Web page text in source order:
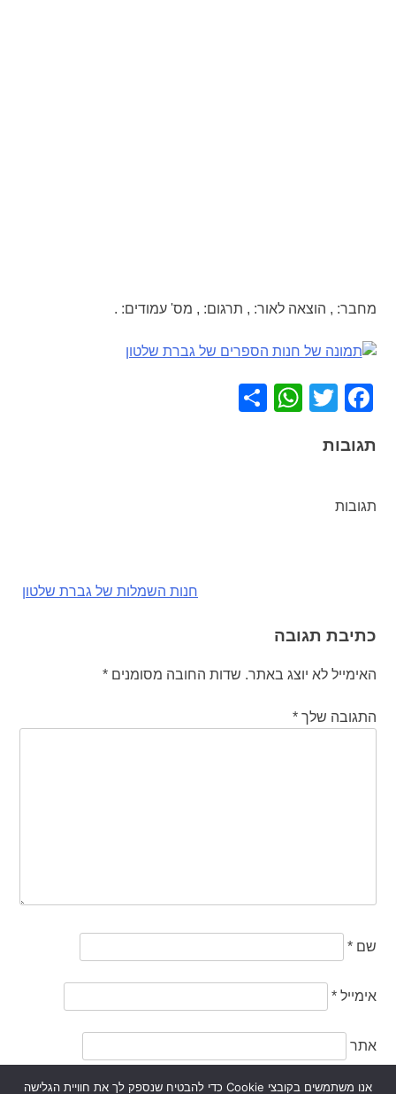
מחבר: , הוצאה לאור: , תרגום: , מס' עמודים: .
Facebook
Twitter
WhatsApp
תגובות
תגובות
חנות השמלות של גברת שלטון
כתיבת תגובה
האימייל לא יוצג באתר. שדות החובה מסומנים*
התגובה שלך*
שם*
אימייל*
אתר
אנו משתמשים בקובצי Cookie כדי להבטיח שנספק לך את חוויית הגלישה